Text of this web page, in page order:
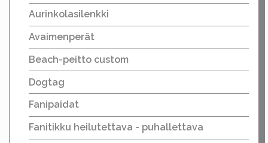
Aurinkolasilenkki
Avaimenperät
Beach-peitto custom
Dogtag
Fanipaidat
Fanitikku heilutettava - puhallettava